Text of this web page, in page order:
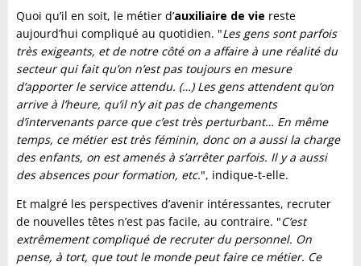
Quoi qu’il en soit, le métier d’auxiliaire de vie reste
aujourd’hui compliqué au quotidien. "Les gens sont parfois
très exigeants, et de notre côté on a affaire à une réalité du
secteur qui fait qu’on n’est pas toujours en mesure
d’apporter le service attendu. (…) Les gens attendent qu’on
arrive à l’heure, qu’il n’y ait pas de changements
d’intervenants parce que c’est très perturbant… En même
temps, ce métier est très féminin, donc on a aussi la charge
des enfants, on est amenés à s’arrêter parfois. Il y a aussi
des absences pour formation, etc.", indique-t-elle.
Et malgré les perspectives d’avenir intéressantes, recruter
de nouvelles têtes n’est pas facile, au contraire. "C’est
extrêmement compliqué de recruter du personnel. On
pense, à tort, que tout le monde peut faire ce métier. Ce